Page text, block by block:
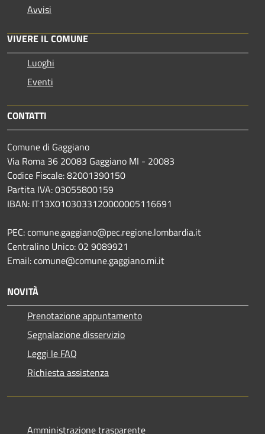
Avvisi
VIVERE IL COMUNE
Luoghi
Eventi
CONTATTI
Comune di Gaggiano
Via Roma 36 20083 Gaggiano MI - 20083
Codice Fiscale: 82001390150
Partita IVA: 03055800159
IBAN: IT13X0103033120000005116691
PEC: comune.gaggiano@pec.regione.lombardia.it
Centralino Unico: 02 9089921
Email: comune@comune.gaggiano.mi.it
NOVITÀ
Prenotazione appuntamento
Segnalazione disservizio
Leggi le FAQ
Richiesta assistenza
Amministrazione trasparente